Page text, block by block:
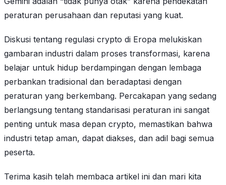
peraturan perusahaan dan reputasi yang kuat.
Diskusi tentang regulasi crypto di Eropa melukiskan
gambaran industri dalam proses transformasi, karena
belajar untuk hidup berdampingan dengan lembaga
perbankan tradisional dan beradaptasi dengan
peraturan yang berkembang. Percakapan yang sedang
berlangsung tentang standarisasi peraturan ini sangat
penting untuk masa depan crypto, memastikan bahwa
industri tetap aman, dapat diakses, dan adil bagi semua
peserta.
Terima kasih telah membaca artikel ini dan mari kita